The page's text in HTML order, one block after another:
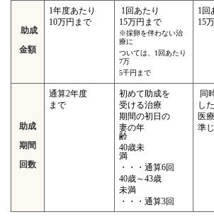
助成
金額
1年度あたり
10万円まで
1回あたり
15万円まで
※採卵を伴わない治
療に
ついては、 1回あたり
7万
5千円まで
1回
15
助成
期間
回数
通算2年度
まで
初めて助成を
受ける治療
期間の初日の
妻の年
齢
40歳未
満
・・・通算6回
40歳～43歳
未満
・・・通算3回
同
し
医
準